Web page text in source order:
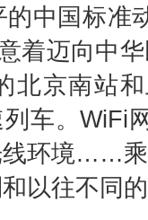
中国标准
着迈向中
北京南站
车。WiFi
环境……乘
以往不同